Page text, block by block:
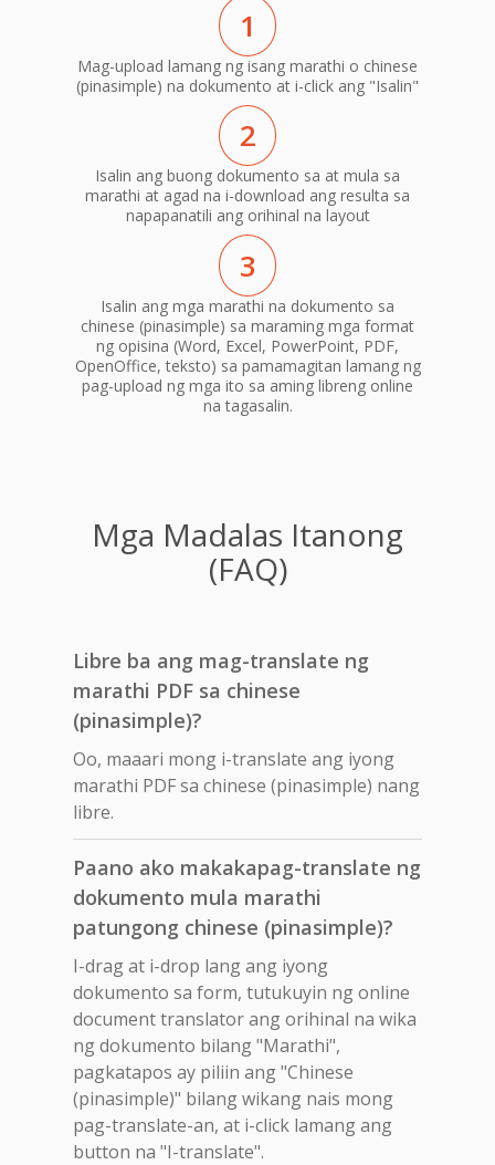
1
Mag-upload lamang ng isang marathi o chinese
(pinasimple) na dokumento at i-click ang "Isalin"
2
Isalin ang buong dokumento sa at mula sa
marathi at agad na i-download ang resulta sa
napapanatili ang orihinal na layout
3
Isalin ang mga marathi na dokumento sa
chinese (pinasimple) sa maraming mga format
ng opisina (Word, Excel, PowerPoint, PDF,
OpenOffice, teksto) sa pamamagitan lamang ng
pag-upload ng mga ito sa aming libreng online
na tagasalin.
Mga Madalas Itanong
(FAQ)
Libre ba ang mag-translate ng
marathi PDF sa chinese
(pinasimple)?
Oo, maaari mong i-translate ang iyong
marathi PDF sa chinese (pinasimple) nang
libre.
Paano ako makakapag-translate ng
dokumento mula marathi
patungong chinese (pinasimple)?
I-drag at i-drop lang ang iyong
dokumento sa form, tutukuyin ng online
document translator ang orihinal na wika
ng dokumento bilang "Marathi",
pagkatapos ay piliin ang "Chinese
(pinasimple)" bilang wikang nais mong
pag-translate-an, at i-click lamang ang
button na "I-translate".